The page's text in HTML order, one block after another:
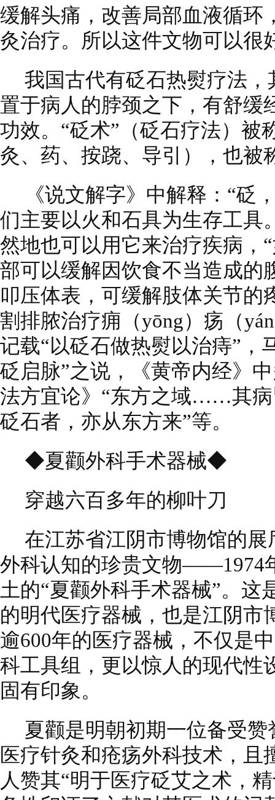
缓解头痛，改善局部血液循环
灸治疗。所以这件文物可以很
我国古代有砭石热熨疗法
置于病人的脖颈之下，有舒缓
功效。“砭术”（砭石疗法）被
灸、药、按跷、导引），也被
《说文解字》中解释：“砭
们主要以火和石具为生存工具
然地也可以用它来治疗疾病，
部可以缓解因饮食不当造成的
叩压体表，可缓解肢体关节的
割排脓治疗痈（yōng）疡（
记载“以砭石做热熨以治痔”，
砭启脉”之说，《黄帝内经》
法方宜论》“东方之域……其病
砭石者，亦从东方来”等。
◆夏颧外科手术器械◆
穿越六百多年的柳叶刀
在江苏省江阴市博物馆的
外科认知的珍贵文物——1974
土的“夏颧外科手术器械”。这
的明代医疗器械，也是江阴市
逾600年的医疗器械，不仅是
科工具组，更以惊人的现代性
固有印象。
夏颧是明朝初期一位备受
医疗针灸和疮疡外科技术，且
人赞其“明于医疗砭艾之术，